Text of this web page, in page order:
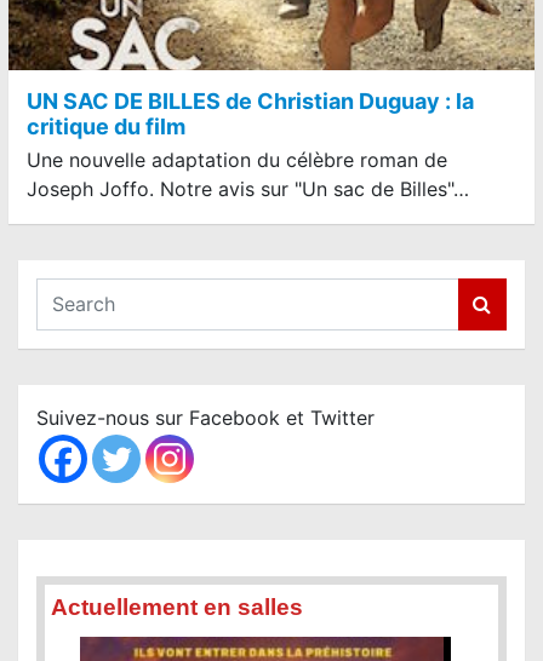
UN SAC DE BILLES de Christian Duguay : la
critique du film
Une nouvelle adaptation du célèbre roman de
Joseph Joffo. Notre avis sur "Un sac de Billes"…
a
c
h
Suivez-nous sur Facebook et Twitter
Actuellement en salles